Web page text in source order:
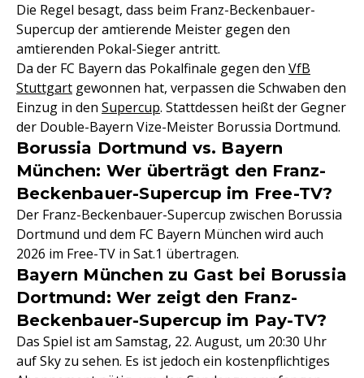
Die Regel besagt, dass beim Franz-Beckenbauer-
Supercup der amtierende Meister gegen den
amtierenden Pokal-Sieger antritt.
Da der FC Bayern das Pokalfinale gegen den VfB
Stuttgart gewonnen hat, verpassen die Schwaben den
Einzug in den Supercup. Stattdessen heißt der Gegner
der Double-Bayern Vize-Meister Borussia Dortmund.
Borussia Dortmund vs. Bayern
München: Wer überträgt den Franz-
Beckenbauer-Supercup im Free-TV?
Der Franz-Beckenbauer-Supercup zwischen Borussia
Dortmund und dem FC Bayern München wird auch
2026 im Free-TV in Sat.1 übertragen.
Bayern München zu Gast bei Borussia
Dortmund: Wer zeigt den Franz-
Beckenbauer-Supercup im Pay-TV?
Das Spiel ist am Samstag, 22. August, um 20:30 Uhr
auf Sky zu sehen. Es ist jedoch ein kostenpflichtiges